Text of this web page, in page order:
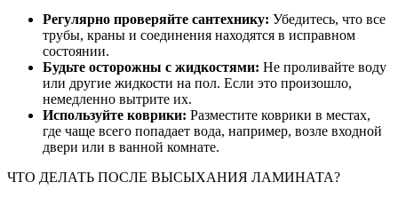
Регулярно проверяйте сантехнику: Убедитесь, что все
трубы, краны и соединения находятся в исправном
состоянии.
Будьте осторожны с жидкостями: Не проливайте воду
или другие жидкости на пол. Если это произошло,
немедленно вытрите их.
Используйте коврики: Разместите коврики в местах,
где чаще всего попадает вода, например, возле входной
двери или в ванной комнате.
ЧТО ДЕЛАТЬ ПОСЛЕ ВЫСЫХАНИЯ ЛАМИНАТА?